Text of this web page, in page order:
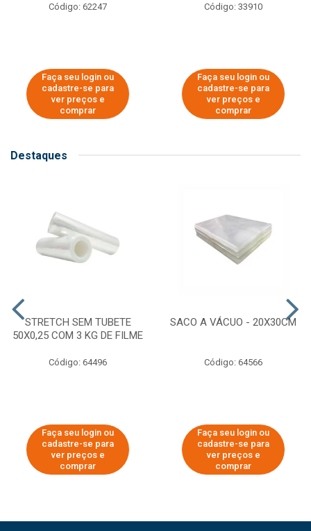
Código: 62247
Faça seu login ou
cadastre-se para
ver preços e
comprar
Código: 33910
Faça seu login ou
cadastre-se para
ver preços e
comprar
Destaques
STRETCH SEM TUBETE
50X0,25 COM 3 KG DE FILME
Código: 64496
Faça seu login ou
cadastre-se para
ver preços e
comprar
SACO A VÁCUO - 20X30CM
Código: 64566
Faça seu login ou
cadastre-se para
ver preços e
comprar